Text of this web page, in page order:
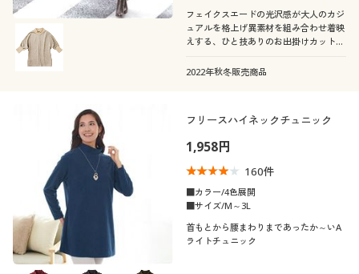
フェイクスエードの光沢感が大人のカジ
ュアルを格上げ異素材を組み合わせ着映
えする、ひと技ありのお出掛けカットソ
も!
2022年秋冬販売商品
フリースハイネックチュニック
1,958円
160件
■カラー/4色展開
■サイズ/M～3L
首もとから腰まわりまであったか～いA
ライトチュニック